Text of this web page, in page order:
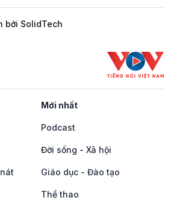
bởi SolidTech
Mới nhất
Podcast
Đời sống - Xã hội
Giáo dục - Đào tạo
Thể thao